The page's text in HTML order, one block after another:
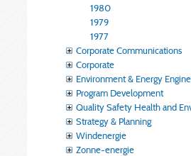
1980
1979
1977
Corporate Communications
Corporate
Environment & Energy
Program Development
Quality Safety Health and
Strategy & Planning
Windenergie
Zonne-energie